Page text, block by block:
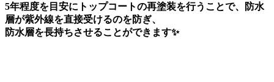
5年程度を目安にトップコートの再塗装を行うことで、防水
層が紫外線を直接受けるのを防ぎ、
防水層を長持ちさせることができます✨